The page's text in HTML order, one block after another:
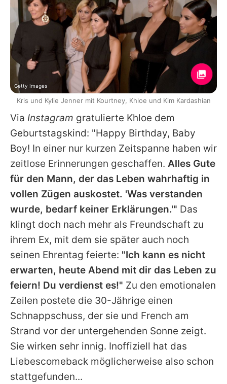
Via Instagram gratulierte Khloe dem
Geburtstagskind: "Happy Birthday, Baby
Boy! In einer nur kurzen Zeitspanne haben wir
zeitlose Erinnerungen geschaffen. Alles Gute
für den Mann, der das Leben wahrhaftig in
vollen Zügen auskostet. 'Was verstanden
wurde, bedarf keiner Erklärungen.'" Das
klingt doch nach mehr als Freundschaft zu
ihrem Ex, mit dem sie später auch noch
seinen Ehrentag feierte: "Ich kann es nicht
erwarten, heute Abend mit dir das Leben zu
feiern! Du verdienst es!" Zu den emotionalen
Zeilen postete die 30-Jährige einen
Schnappschuss, der sie und French am
Strand vor der untergehenden Sonne zeigt.
Sie wirken sehr innig. Inoffiziell hat das
Liebescomeback möglicherweise also schon
stattgefunden...
Getty Images
Kris und Kylie Jenner mit Kourtney, Khloe und Kim Kardashian